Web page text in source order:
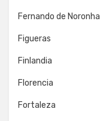
Fernando de Noronha
Figueras
Finlandia
Florencia
Fortaleza